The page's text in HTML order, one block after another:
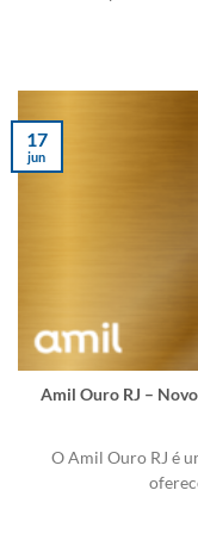
Amil Ouro RJ –
O Amil Ouro RJ é
17
jun